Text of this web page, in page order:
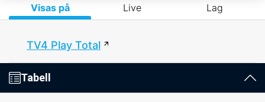
Visas på Live Lag
TV4 Play Total
Tabell